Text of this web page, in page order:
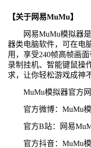
【关于网易MuMu】
网易MuMu模拟器
器类电脑软件，可在电
用，享受240帧高帧画
录制挂机、智能键鼠操
求，让你轻松游戏成神
MuMu模拟器官方
官方微博：MuMu
官方B站：网易
官方抖音：MuMu